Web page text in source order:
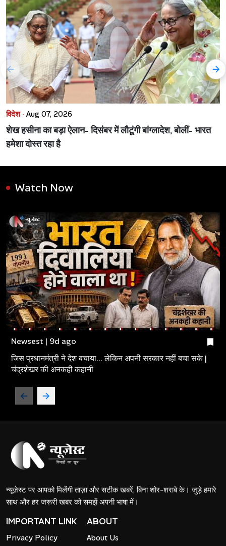
विदेश · Aug 07, 2026
शेख हसीना का बड़ा ऐलान- दिसंबर में लौटूंगी बांग्लादेश, बोलीं- भारत
हमेशा दोस्त रहा है
Watch Now
Newsest | 9d ago
जिस प्रधानमंत्री ने देश बचाया... लेकिन अपनी सरकार नहीं बचा सके |
चंद्रशेखर की अनकही कहानी
न्यूज़ेस्ट पर आपको मिलेंगी ताज़ा और सटीक खबरें, बिना शोर-शराबे के। जुड़े हमारे
साथ और हर जरूरी खबर को समझें अपनी भाषा में।
IMPORTANT LINK
Privacy Policy
ABOUT
About Us